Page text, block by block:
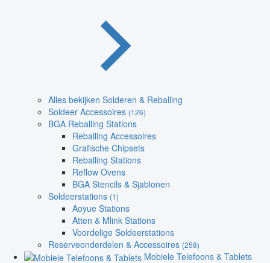
Alles bekijken Solderen & Reballing
Soldeer Accessoires (126)
BGA Reballing Stations
Reballing Accessoires
Grafische Chipsets
Reballing Stations
Reflow Ovens
BGA Stencils & Sjablonen
Soldeerstations (1)
Aoyue Stations
Atten & Mlink Stations
Voordelige Soldeerstations
Reserveonderdelen & Accessoires (258)
Mobiele Telefoons & Tablets